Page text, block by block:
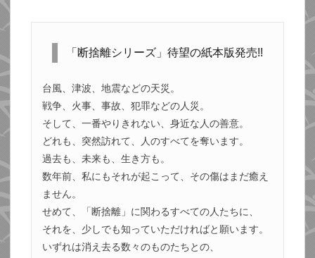
「断捨離シリーズ」待望の紙本版発売!!
台風、津波、地震などの天災。
戦争、火事、事故、犯罪などの人災。
そして、一番やりきれない、身近な人の善意。
どれも、突然訪れて、人のすべてを奪います。
過去も、未来も、生き方も。
数年前、私にもそれが起こって、その傷はまだ癒え
ません。
せめて、「断捨離」に関わるすべての人たちに、
それを、少しでも知っていただければと願います。
いずれは消え去る数々のものたちとの、